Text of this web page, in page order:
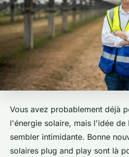
Vous avez probablement déjà
l'énergie solaire, mais l'idée de
sembler intimidante. Bonne
solaires plug and play sont là